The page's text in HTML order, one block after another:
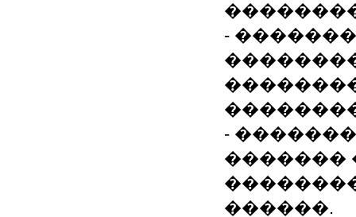
-
-
�������
������.